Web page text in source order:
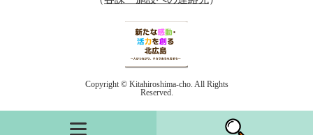
Copyright © Kitahiroshima-cho. All Rights
Reserved.